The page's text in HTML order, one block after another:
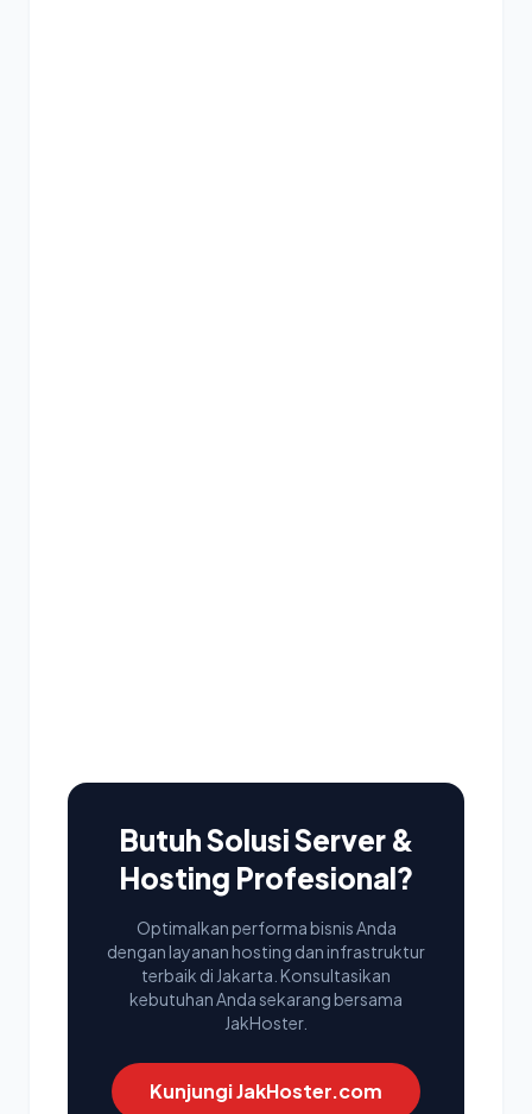
Butuh Solusi Server &
Hosting Profesional?
Optimalkan performa bisnis Anda
dengan layanan hosting dan infrastruktur
terbaik di Jakarta. Konsultasikan
kebutuhan Anda sekarang bersama
JakHoster.
Kunjungi JakHoster.com